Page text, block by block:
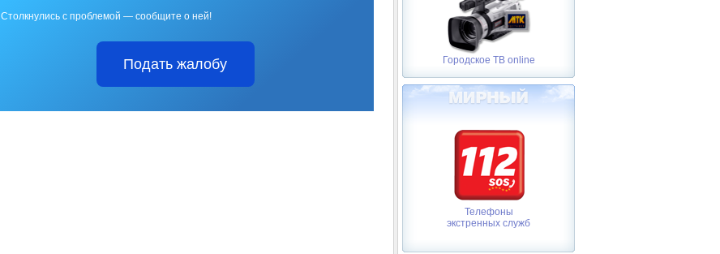
Столкнулись с проблемой — сообщите о ней!
Подать жалобу Городское ТВ online
Телефоны
экстренных служб